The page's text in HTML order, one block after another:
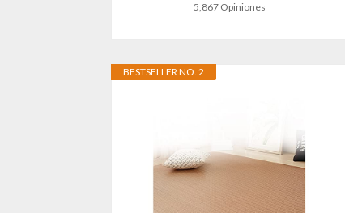
5,867 Opiniones
BESTSELLER NO. 2